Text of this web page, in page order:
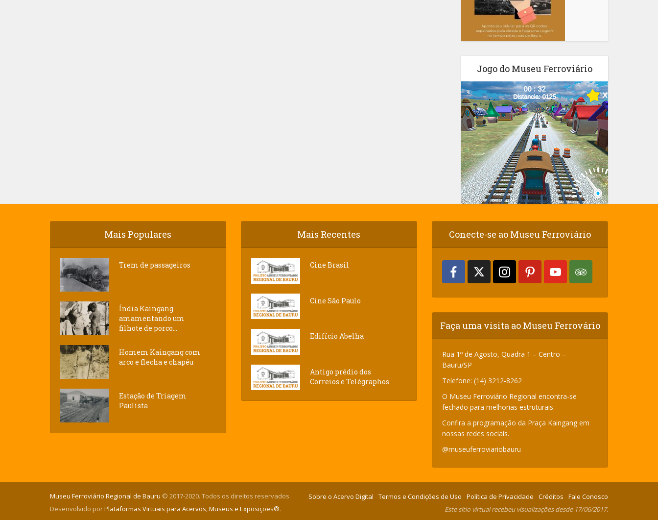
Jogo do Museu Ferroviário
Mais Populares
Trem de passageiros
Índia Kaingang
amamentando um
filhote de porco...
Homem Kaingang com
arco e flecha e chapéu
Estação de Triagem
Paulista
Mais Recentes
Cine Brasil
Cine São Paulo
Edifício Abelha
Antigo prédio dos
Correios e Telégraphos
Conecte-se ao Museu Ferroviário
Faça uma visita ao Museu Ferrovário
Rua 1º de Agosto, Quadra 1 – Centro –
Bauru/SP
Telefone: (14) 3212-8262
O Museu Ferroviário Regional encontra-se
fechado para melhorias estruturais.
Confira a programação da Praça Kaingang em
nossas redes sociais.
@museuferroviariobauru
Museu Ferroviário Regional de Bauru © 2017-2020. Todos os direitos reservados.
Desenvolvido porPlataformas Virtuais para Acervos, Museus e Exposições®.
Sobre o Acervo Digital Termos e Condições de Uso Política de Privacidade Créditos
Fale Conosco
Este sítio virtual recebeu visualizações desde 17/06/2017.